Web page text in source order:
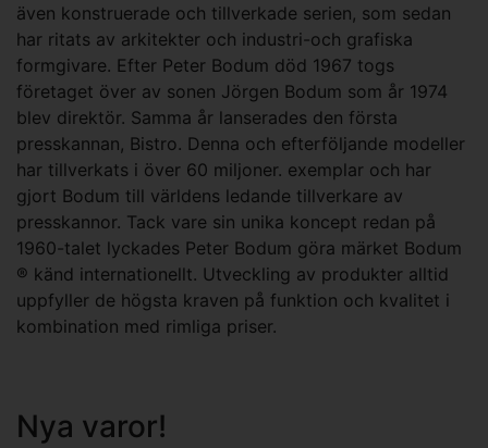
även konstruerade och tillverkade serien, som sedan
har ritats av arkitekter och industri-och grafiska
formgivare. Efter Peter Bodum död 1967 togs
företaget över av sonen Jörgen Bodum som år 1974
blev direktör. Samma år lanserades den första
presskannan, Bistro. Denna och efterföljande modeller
har tillverkats i över 60 miljoner. exemplar och har
gjort Bodum till världens ledande tillverkare av
presskannor. Tack vare sin unika koncept redan på
1960-talet lyckades Peter Bodum göra märket Bodum
® känd internationellt. Utveckling av produkter alltid
uppfyller de högsta kraven på funktion och kvalitet i
kombination med rimliga priser.
Nya varor!